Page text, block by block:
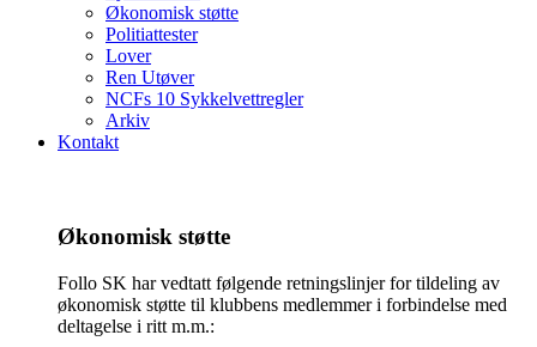
Økonomisk støtte
Politiattester
Lover
Ren Utøver
NCFs 10 Sykkelvettregler
Arkiv
Kontakt
Økonomisk støtte
Follo SK har vedtatt følgende retningslinjer for tildeling av
økonomisk støtte til klubbens medlemmer i forbindelse med
deltagelse i ritt m.m.: